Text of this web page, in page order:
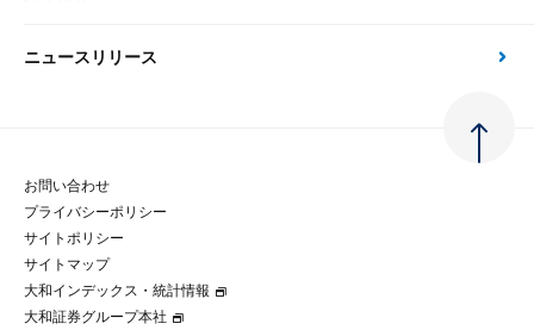
先端テクノロジーに基づく新たな価値の創出
政策分析
金融経済教育等
次世代社会への貢献
マルチステークホルダー方針
パートナーシップ構築宣言
会社概要・役員一覧
大和総研の歩み
グループ会社
採用情報 トップ
経験者採用
ニュースリリース
お問い合わせ
プライバシーポリシー
サイトポリシー
サイトマップ
大和インデックス・統計情報
大和証券グループ本社